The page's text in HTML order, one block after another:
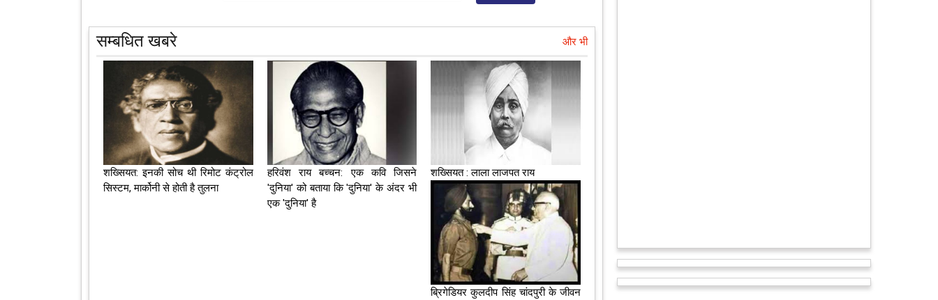
सम्बधित खबरे और भी
शख्सियत: इनकी सोच थी रिमोट कंट्रोल
सिस्टम, मार्कोनी से होती है तुलना
हरिवंश राय बच्चन: एक कवि जिसने
'दुनिया' को बताया कि 'दुनिया' के अंदर भी
एक 'दुनिया' है
शख्सियत : लाला लाजपत राय
ब्रिगेडियर कुलदीप सिंह चांदपुरी के जीवन